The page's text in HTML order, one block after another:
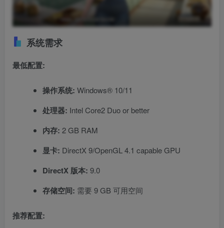
系统需求
最低配置:
操作系统: Windows® 10/11
处理器: Intel Core2 Duo or better
内存: 2 GB RAM
显卡: DirectX 9/OpenGL 4.1 capable GPU
DirectX 版本: 9.0
存储空间: 需要 9 GB 可用空间
推荐配置: